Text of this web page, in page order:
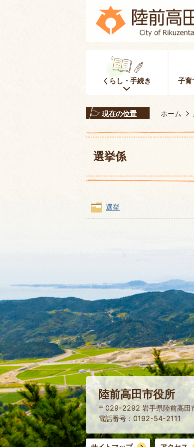
くらし・手続き 子育
現在の位置 ホーム
選挙係
選挙
陸前高田市役所
〒029-2292 岩手県陸前高田
電話番号：0192-54-2111